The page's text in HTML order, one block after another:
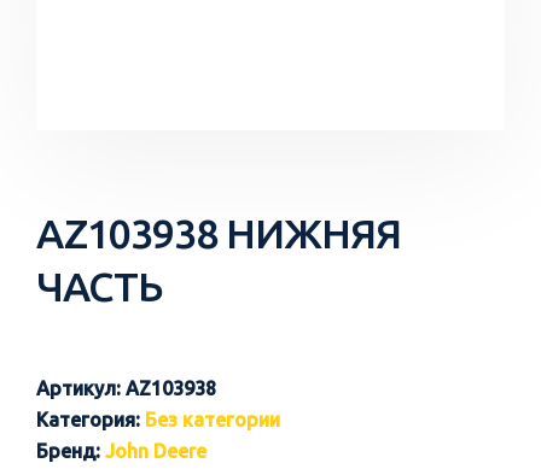
AZ103938 НИЖНЯЯ
ЧАСТЬ
Артикул: AZ103938
Категория: Без категории
Бренд: John Deere